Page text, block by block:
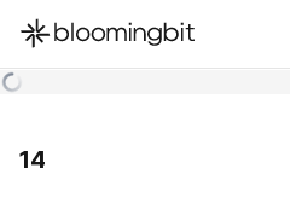
한국어
14